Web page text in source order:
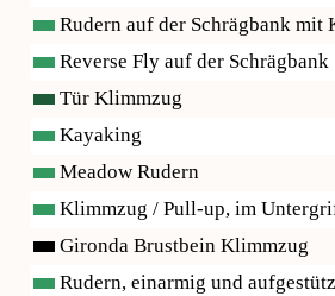
Rudern auf der Schrägbank mit
Reverse Fly auf der Schrägbank
Tür Klimmzug
Kayaking
Meadow Rudern
Klimmzug / Pull-up, im
Gironda Brustbein Klimmzug
Rudern, einarmig und